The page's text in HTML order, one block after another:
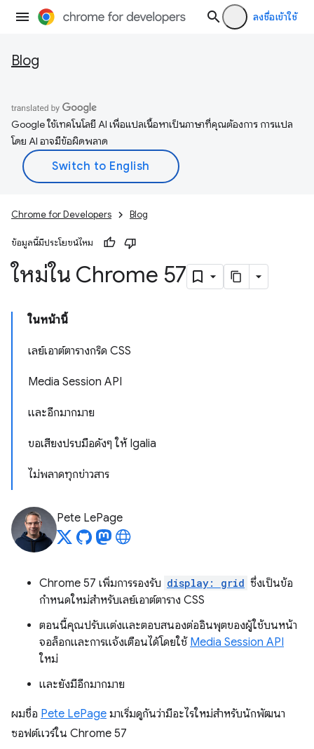
ลงชื่อเข้าใช้
Blog
Google ใช้เทคโนโลยี AI เพื่อแปลเนื้อหาเป็นภาษาที่คุณต้องการ การแปล
โดย AI อาจมีข้อผิดพลาด
Chrome for Developers Blog
ข้อมูลนี้มีประโยชน์ไหม
ใหม่ใน Chrome 57
ในหน้านี้
เลย์เอาต์ตารางกริด CSS
Media Session API
และอีกมากมาย
ขอเสียงปรบมือดังๆ ให้ Igalia
ไม่พลาดทุกข่าวสาร
Pete LePage
Chrome 57 เพิ่มการรองรับ display: grid ซึ่งเป็นข้อ
กำหนดใหม่สำหรับเลย์เอาต์ตาราง CSS
ตอนนี้คุณปรับแต่งและตอบสนองต่ออินพุตของผู้ใช้บนหน้า
จอล็อกและการแจ้งเตือนได้โดยใช้ Media Session API
ใหม่
และยังมีอีกมากมาย
ผมชื่อ Pete LePage มาเริ่มดูกันว่ามีอะไรใหม่สำหรับนักพัฒนา
ซอฟต์แวร์ใน Chrome 57